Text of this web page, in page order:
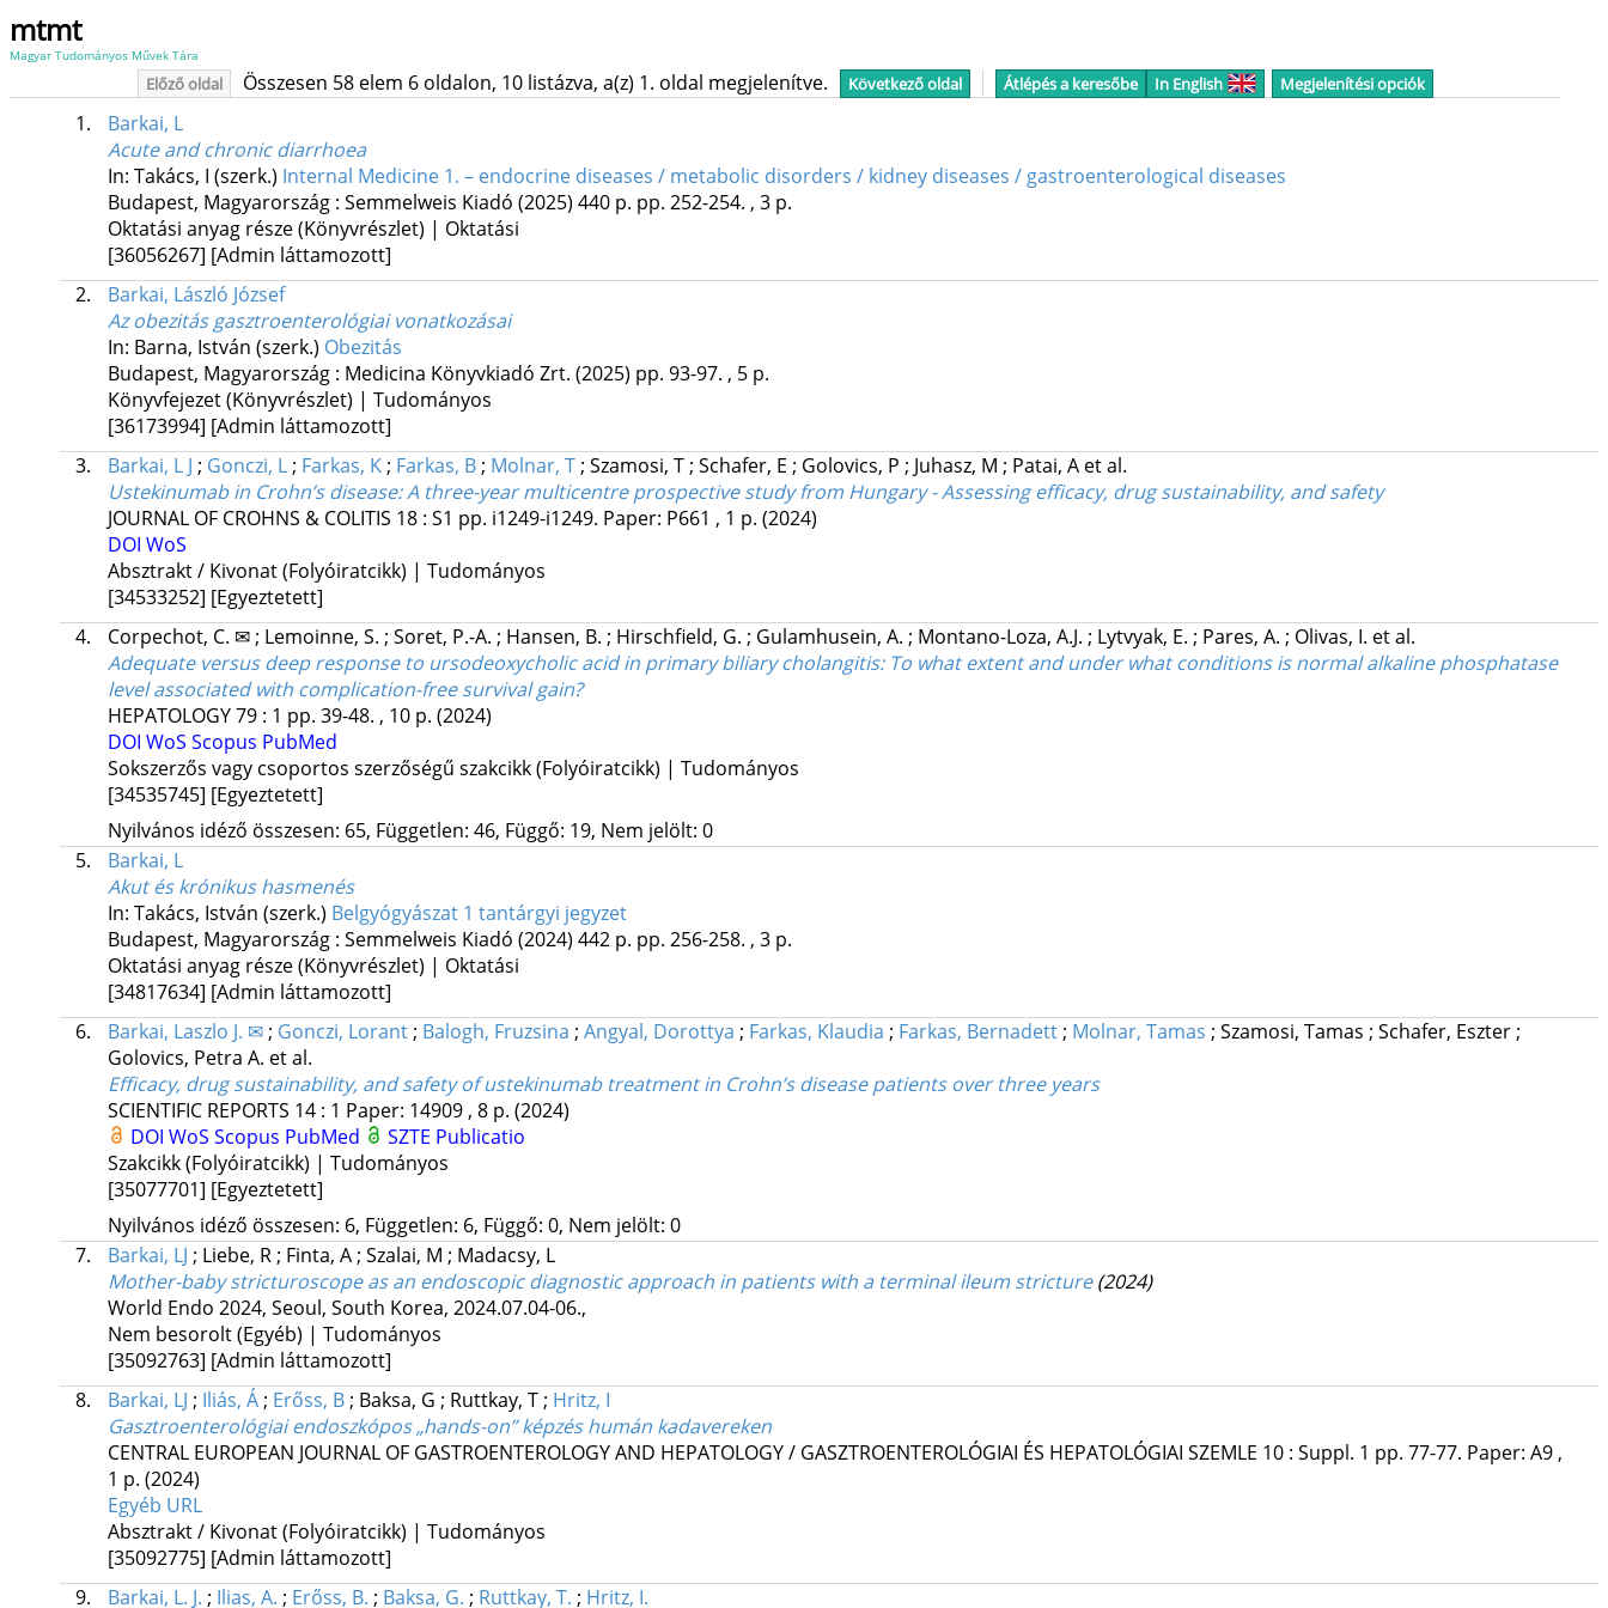
mtmt
Magyar Tudományos Művek Tára
Előző oldal Összesen 58 elem 6 oldalon, 10 listázva, a(z) 1. oldal megjelenítve. Következő oldal Átlépés a keresőbe In English Megjelenítési opciók
1.
Barkai, L
Acute and chronic diarrhoea
In: Takács, I (szerk.) Internal Medicine 1. – endocrine diseases / metabolic disorders / kidney diseases / gastroenterological diseases
Budapest, Magyarország : Semmelweis Kiadó (2025) 440 p. pp. 252-254. , 3 p.
Oktatási anyag része (Könyvrészlet) | Oktatási
[36056267] [Admin láttamozott]
2.
Barkai, László József
Az obezitás gasztroenterológiai vonatkozásai
In: Barna, István (szerk.) Obezitás
Budapest, Magyarország : Medicina Könyvkiadó Zrt. (2025) pp. 93-97. , 5 p.
Könyvfejezet (Könyvrészlet) | Tudományos
[36173994] [Admin láttamozott]
3.
Barkai, L J ; Gonczi, L; Farkas, K; Farkas, B; Molnar, T; Szamosi, T; Schafer, E ; Golovics, P ; Juhasz, M ; Patai, A et al.
Ustekinumab in Crohn’s disease: A three-year multicentre prospective study from Hungary - Assessing efficacy, drug sustainability, and safety
JOURNAL OF CROHNS & COLITIS 18: S1 pp. i1249-i1249. Paper: P661 , 1 p. (2024)
DOI WoS
Absztrakt / Kivonat (Folyóiratcikk) | Tudományos
[34533252] [Egyeztetett]
4.
Corpechot, C. ✉; Lemoinne, S. ; Soret, P.-A. ; Hansen, B. ; Hirschfield, G. ; Gulamhusein, A. ; Montano-Loza, A.J. ; Lytvyak, E. ; Pares, A. ; Olivas, I. et al.
Adequate versus deep response to ursodeoxycholic acid in primary biliary cholangitis: To what extent and under what conditions is normal alkaline phosphatase
level associated with complication-free survival gain?
HEPATOLOGY79: 1 pp. 39-48. , 10 p. (2024)
DOI WoS Scopus PubMed
Sokszerzős vagy csoportos szerzőségű szakcikk (Folyóiratcikk) | Tudományos
[34535745] [Egyeztetett]
Nyilvános idéző összesen: 65, Független: 46, Függő: 19, Nem jelölt: 0
5.
Barkai, L
Akut és krónikus hasmenés
In: Takács, István (szerk.) Belgyógyászat 1 tantárgyi jegyzet
Budapest, Magyarország : Semmelweis Kiadó (2024) 442 p. pp. 256-258. , 3 p.
Oktatási anyag része (Könyvrészlet) | Oktatási
[34817634] [Admin láttamozott]
6.
Barkai, Laszlo J. ✉; Gonczi, Lorant; Balogh, Fruzsina ; Angyal, Dorottya ; Farkas, Klaudia ; Farkas, Bernadett; Molnar, Tamas ; Szamosi, Tamas ; Schafer, Eszter;
Golovics, Petra A. et al.
Efficacy, drug sustainability, and safety of ustekinumab treatment in Crohn’s disease patients over three years
SCIENTIFIC REPORTS 14: 1 Paper: 14909 , 8 p. (2024)
DOI WoS Scopus PubMed
SZTE Publicatio
Szakcikk (Folyóiratcikk) | Tudományos
[35077701] [Egyeztetett]
Nyilvános idéző összesen: 6, Független: 6, Függő: 0, Nem jelölt: 0
7.
Barkai, LJ ; Liebe, R; Finta, A; Szalai, M ; Madacsy, L
Mother-baby stricturoscope as an endoscopic diagnostic approach in patients with a terminal ileum stricture (2024)
World Endo 2024, Seoul, South Korea, 2024.07.04-06.,
Nem besorolt (Egyéb) | Tudományos
[35092763] [Admin láttamozott]
8.
Barkai, LJ ; Iliás, Á; Erőss, B; Baksa, G ; Ruttkay, T; Hritz, I
Gasztroenterológiai endoszkópos „hands-on” képzés humán kadavereken
CENTRAL EUROPEAN JOURNAL OF GASTROENTEROLOGY AND HEPATOLOGY / GASZTROENTEROLÓGIAI ÉS HEPATOLÓGIAI SZEMLE 10: Suppl. 1 pp. 77-77. Paper: A9 ,
1 p. (2024)
Egyéb URL
Absztrakt / Kivonat (Folyóiratcikk) | Tudományos
[35092775] [Admin láttamozott]
9.
Barkai, L. J. ; Ilias, A. ; Erőss, B. ; Baksa, G. ; Ruttkay, T. ; Hritz, I.